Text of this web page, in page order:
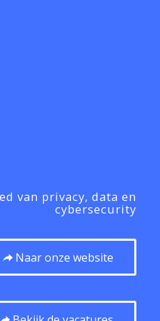
van privacy, data en
cybersecurity
Naar onze website